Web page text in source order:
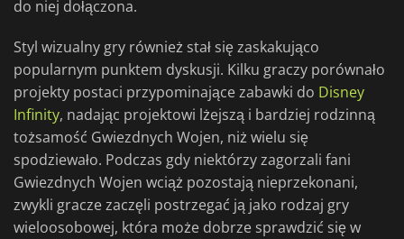
do niej dołączona.
Styl wizualny gry również stał się zaskakująco
popularnym punktem dyskusji. Kilku graczy porównało
projekty postaci przypominające zabawki do Disney
Infinity, nadając projektowi lżejszą i bardziej rodzinną
tożsamość Gwiezdnych Wojen, niż wielu się
spodziewało. Podczas gdy niektórzy zagorzali fani
Gwiezdnych Wojen wciąż pozostają nieprzekonani,
zwykli gracze zaczęli postrzegać ją jako rodzaj gry
wieloosobowej, która może dobrze sprawdzić się w